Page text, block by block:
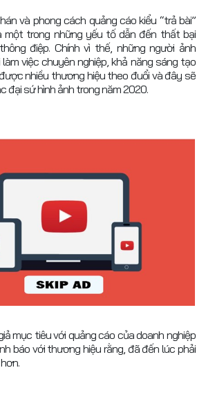
và phong cách quảng cáo kiểu “trả bài”
một trong những yếu tố dẫn đến thất bại
điệp. Chính vì thế, những người ảnh
việc chuyên nghiệp, khả năng sáng tạo
nhiều thương hiệu theo đuổi và đây sẽ
đại sứ hình ảnh trong năm 2020.
mục tiêu với quảng cáo của doanh nghiệp
báo với thương hiệu rằng, đã đến lúc phải